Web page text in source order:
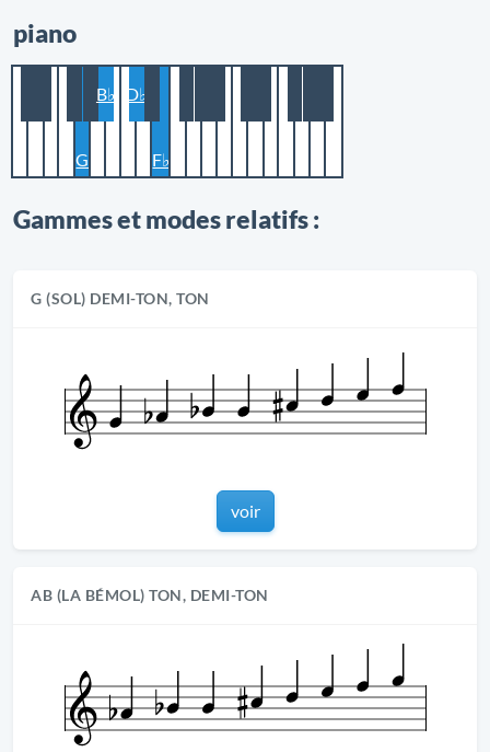
piano
G
B♭ D♭
F♭
Gammes et modes relatifs :
G (SOL) DEMI-TON, TON
voir
AB (LA BÉMOL) TON, DEMI-TON